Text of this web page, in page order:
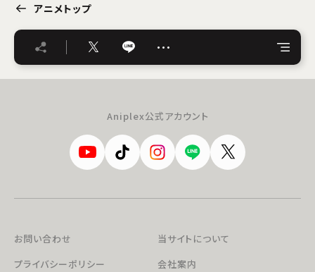
アニメトップ
…
Aniplex公式アカウント
お問い合わせ
当サイトについて
プライバシーポリシー
会社案内